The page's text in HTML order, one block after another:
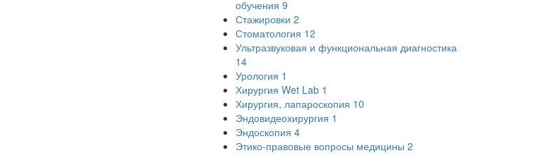
обучения 9
Стажировки 2
Стоматология 12
Ультразвуковая и функциональная диагностика
14
Урология 1
Хирургия Wet Lab 1
Хирургия, лапароскопия 10
Эндовидеохирургия 1
Эндоскопия 4
Этико-правовые вопросы медицины 2